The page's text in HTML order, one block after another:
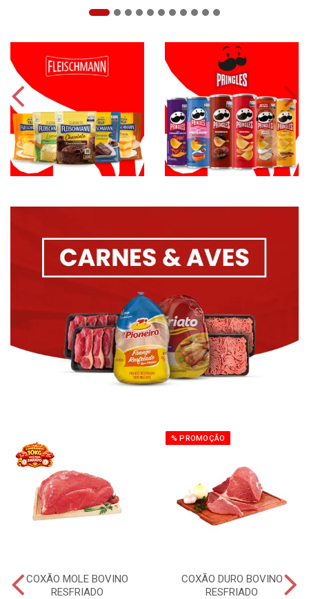
COXÃO MOLE BOVINO
RESFRIADO
% PROMOÇÃO
COXÃO DURO BOVINO
RESFRIADO